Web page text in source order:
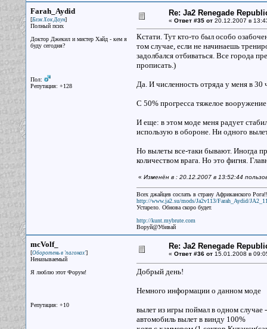
Farah_Aydid
[Блэк Хок Даун]
Полный псих
Доктор Джекил и мистер Хайд - кем я
буду сегодня?
Пол:
Репутация: +128
Re: Ja2 Renegade
« Ответ #35 от20.12.2007 в
Кстати. Тут кто-то был особо
том случае, если не начинаешь
задолбался отбиваться. Все города
прописать.)
Да. И численность отряда у меня в 30
С 50% прогресса тяжелое
И еще: в этом моде меня радует
использую в обороне. Ни одного
Но вылеты все-таки бывают. Иногда
количеством врага. Но это фигня.
« Изменён в : 20.12.2007 в 13:52:44
Всех джайцев сослать в страну Африканского
http://www.ja2.su/mods/Ja2v113/Farah_Aydid/
Устарело. Обнова скоро будет.
http://kunt.mybrute.com
Воруй@Убивай
mcVolf_
[Оборотень в 'пагонах']
Неназываемый
Я люблю этот Форум!
Репутация: +10
Re: Ja2 Renegade
« Ответ #36 от15.01.2008 в
Добрый день!
Немного информации о данном моде
вылет из игры поймал в одном случае
автомобиль вылет в винду 100%